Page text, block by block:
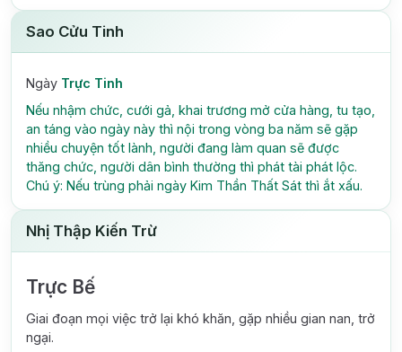
Sao Cửu Tinh
Ngày Trực Tinh
Nếu nhậm chức, cưới gả, khai trương mở cửa hàng, tu tạo,
an táng vào ngày này thì nội trong vòng ba năm sẽ gặp
nhiều chuyện tốt lành, người đang làm quan sẽ được
thăng chức, người dân bình thường thì phát tài phát lộc.
Chú ý: Nếu trùng phải ngày Kim Thần Thất Sát thì ắt xấu.
Nhị Thập Kiến Trừ
Trực Bế
Giai đoạn mọi việc trở lại khó khăn, gặp nhiều gian nan, trở
ngại.